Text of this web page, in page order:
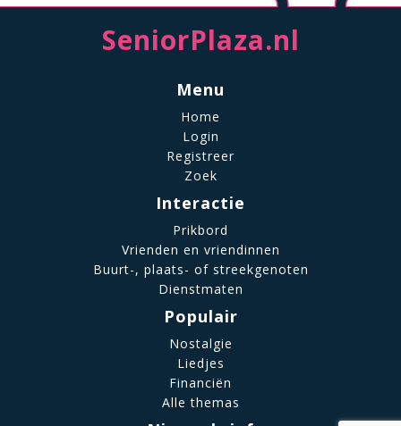
SeniorPlaza.nl
Menu
Home
Login
Registreer
Zoek
Interactie
Prikbord
Vrienden en vriendinnen
Buurt-, plaats- of streekgenoten
Dienstmaten
Populair
Nostalgie
Liedjes
Financiën
Alle themas